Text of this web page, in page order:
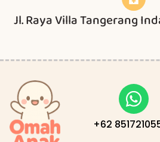
Jl. Raya Villa Tangerang
+62